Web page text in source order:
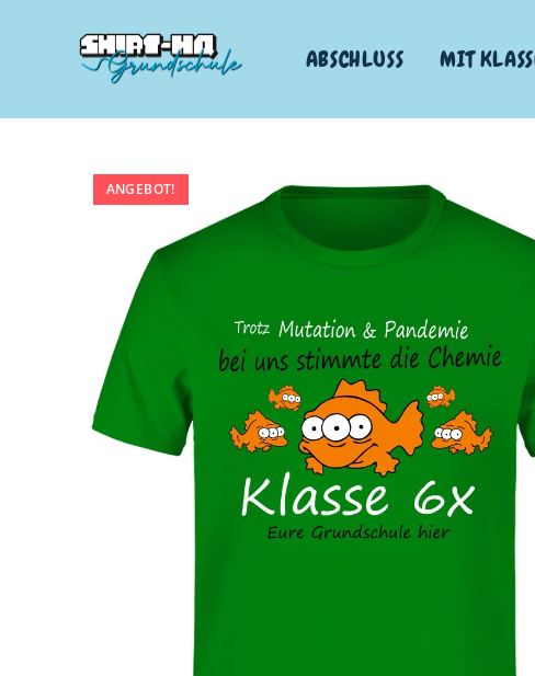
ABSCHLUSS MIT
ANGEBOT!